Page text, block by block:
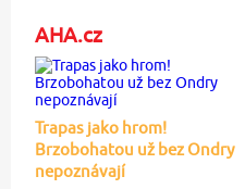
AHA.cz
Trapas jako hrom!
Brzobohatou už bez Ondry
nepoznávají